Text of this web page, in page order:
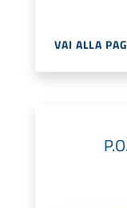
VAI ALLA